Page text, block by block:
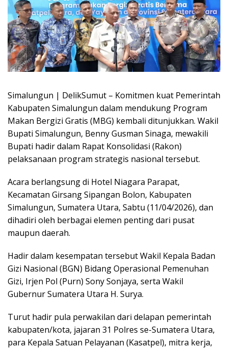
Simalungun | DelikSumut – Komitmen kuat Pemerintah
Kabupaten Simalungun dalam mendukung Program
Makan Bergizi Gratis (MBG) kembali ditunjukkan. Wakil
Bupati Simalungun, Benny Gusman Sinaga, mewakili
Bupati hadir dalam Rapat Konsolidasi (Rakon)
pelaksanaan program strategis nasional tersebut.
Acara berlangsung di Hotel Niagara Parapat,
Kecamatan Girsang Sipangan Bolon, Kabupaten
Simalungun, Sumatera Utara, Sabtu (11/04/2026), dan
dihadiri oleh berbagai elemen penting dari pusat
maupun daerah.
Hadir dalam kesempatan tersebut Wakil Kepala Badan
Gizi Nasional (BGN) Bidang Operasional Pemenuhan
Gizi, Irjen Pol (Purn) Sony Sonjaya, serta Wakil
Gubernur Sumatera Utara H. Surya.
Turut hadir pula perwakilan dari delapan pemerintah
kabupaten/kota, jajaran 31 Polres se-Sumatera Utara,
para Kepala Satuan Pelayanan (Kasatpel), mitra kerja,